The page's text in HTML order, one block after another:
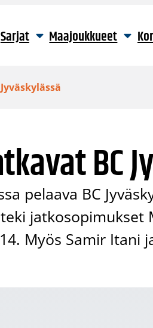
Sarjat Maajoukkueet
BC
pelaava BC
jatkosopimukset
Myös Samir Itani